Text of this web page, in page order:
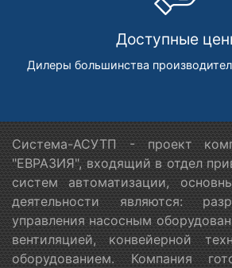
Доступные
Дилеры большинства
Система-АСУТП - проект
"ЕВРАЗИЯ", входящий в отдел
систем автоматизации,
деятельности являются:
управления насосным
вентиляцией, конвейерной
оборудованием. Компания